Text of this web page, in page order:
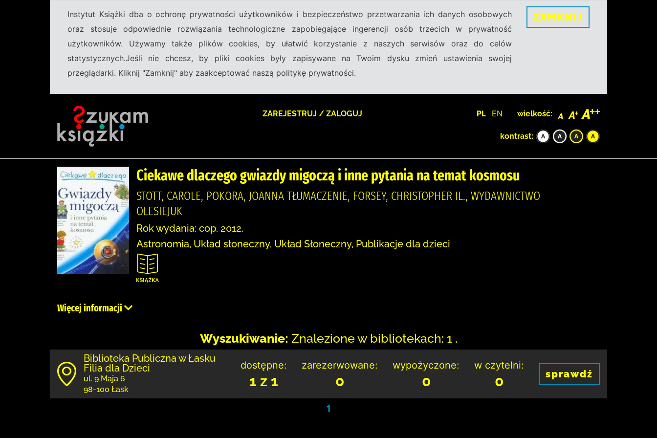
Instytut Książki dba o ochronę prywatności użytkowników i bezpieczeństwo przetwarzania ich danych osobowych
oraz stosuje odpowiednie rozwiązania technologiczne zapobiegające ingerencji osób trzecich w prywatność
użytkowników. Używamy także plików cookies, by ułatwić korzystanie z naszych serwisów oraz do celów
statystycznych.Jeśli nie chcesz, by pliki cookies były zapisywane na Twoim dysku zmień ustawienia swojej
przeglądarki. Kliknij "Zamknij" aby zaakceptować naszą politykę prywatności.
ZAMKNIJ
ZAREJESTRUJ / ZALOGUJ PL EN wielkość:
kontrast:
Ciekawe dlaczego gwiazdy migoczą i inne pytania na temat kosmosu
STOTT, CAROLE, POKORA, JOANNA TŁUMACZENIE, FORSEY, CHRISTOPHER IL., WYDAWNICTWO
OLESIEJUK
Rok wydania: cop. 2012.
Astronomia, Układ słoneczny, Układ Słoneczny, Publikacje dla dzieci
Więcej informacji
Wyszukiwanie: Znalezione w bibliotekach: 1 .
Biblioteka Publiczna w Łasku
Filia dla Dzieci
ul. 9 Maja 6
98-100 Łask
dostępne:
1 z 1
zarezerwowane:
0
wypożyczone:
0
w czytelni:
0 sprawdź
1